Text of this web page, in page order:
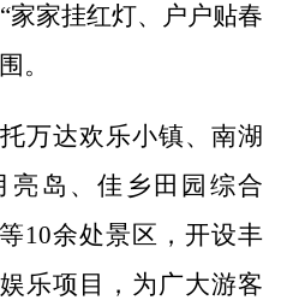
家家挂红灯、户户贴春
。
万达欢乐小镇、南湖
亮岛、佳乡田园综合
10余处景区，开设丰
乐项目，为广大游客